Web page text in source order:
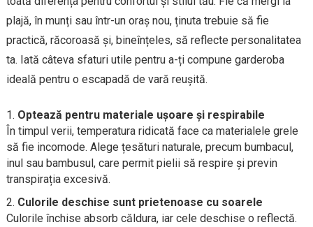
plajă, în munți sau într-un oraș nou, ținuta trebuie să fie
practică, răcoroasă și, bineînțeles, să reflecte personalitatea
ta. Iată câteva sfaturi utile pentru a-ți compune garderoba
ideală pentru o escapadă de vară reușită.
Optează pentru materiale ușoare și respirabile
În timpul verii, temperatura ridicată face ca materialele grele
să fie incomode. Alege țesături naturale, precum bumbacul,
inul sau bambusul, care permit pielii să respire și previn
transpirația excesivă.
Culorile deschise sunt prietenoase cu soarele
Culorile închise absorb căldura, iar cele deschise o reflectă.